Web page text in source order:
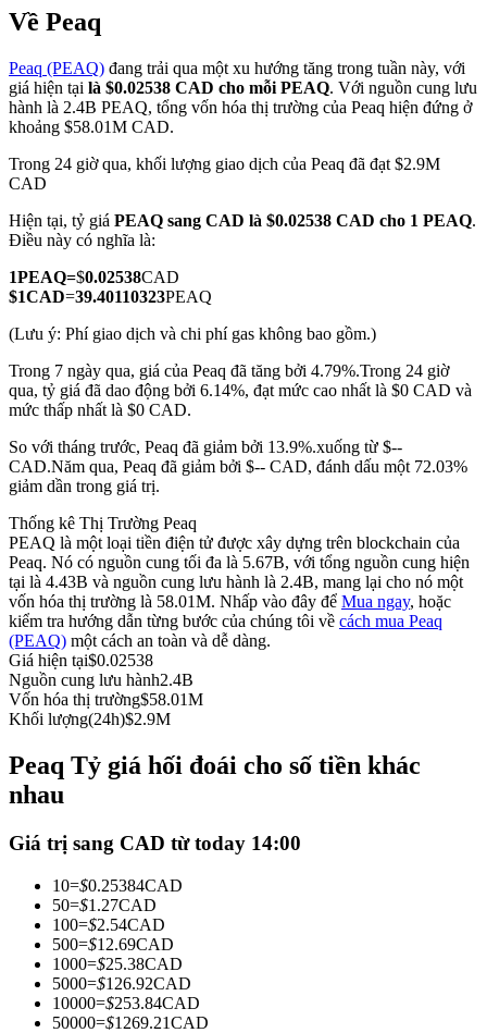
COIN-M Futures
Futures sử dụng token làm tài sản thế chấp
Phái sinh cổ phiếu, ngoại hối, kim loại quý và hàng hóa
USDC Futures vĩnh cửu
Futures sử dụng USDC làm tài sản thế chấp
Sao chép Giao dịch
Trở thành Nhà giao dịch Sao chép
Tận hưởng chia sẻ lợi nhuận và hoa hồng giao dịch sao chép
Về Peaq
Peaq (PEAQ) đang trải qua một xu hướng tăng trong tuần này, với
giá hiện tại là $0.02538 CAD cho mỗi PEAQ. Với nguồn cung lưu
hành là 2.4B PEAQ, tổng vốn hóa thị trường của Peaq hiện đứng ở
khoảng $58.01M CAD.
Trong 24 giờ qua, khối lượng giao dịch của Peaq đã đạt $2.9M
CAD
Hiện tại, tỷ giá PEAQ sang CAD là $0.02538 CAD cho 1 PEAQ.
Điều này có nghĩa là:
1PEAQ=$0.02538CAD
$1CAD=39.40110323PEAQ
(Lưu ý: Phí giao dịch và chi phí gas không bao gồm.)
Trong 7 ngày qua, giá của Peaq đã tăng bởi 4.79%.Trong 24 giờ
qua, tỷ giá đã dao động bởi 6.14%, đạt mức cao nhất là $0 CAD và
mức thấp nhất là $0 CAD.
So với tháng trước, Peaq đã giảm bởi 13.9%.xuống từ $--
CAD.Năm qua, Peaq đã giảm bởi $-- CAD, đánh dấu một 72.03%
giảm dần trong giá trị.
Thống kê Thị Trường Peaq
PEAQ là một loại tiền điện tử được xây dựng trên blockchain của
Peaq. Nó có nguồn cung tối đa là 5.67B, với tổng nguồn cung hiện
tại là 4.43B và nguồn cung lưu hành là 2.4B, mang lại cho nó một
vốn hóa thị trường là 58.01M. Nhấp vào đây để Mua ngay, hoặc
kiểm tra hướng dẫn từng bước của chúng tôi về cách mua Peaq
(PEAQ) một cách an toàn và dễ dàng.
Giá hiện tại$0.02538
Nguồn cung lưu hành2.4B
Vốn hóa thị trường$58.01M
Khối lượng(24h)$2.9M
Peaq Tỷ giá hối đoái cho số tiền khác
nhau
Giá trị sang CAD từ today 14:00
10=$0.25384CAD
50=$1.27CAD
100=$2.54CAD
500=$12.69CAD
1000=$25.38CAD
5000=$126.92CAD
10000=$253.84CAD
50000=$1269.21CAD